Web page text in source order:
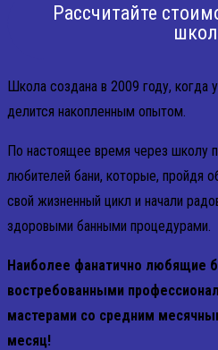
Рассчитайте
Школа создана в 2009 году, когда
делится накопленным опытом.
По настоящее время через школу
любителей бани, которые, пройдя
свой жизненный цикл и начали
здоровыми банными процедурами.
Наиболее фанатично любящие
востребованными
мастерами со средним
месяц!